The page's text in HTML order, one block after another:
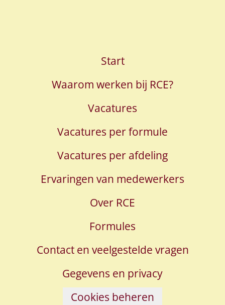
Start
Waarom werken bij RCE?
Vacatures
Vacatures per formule
Vacatures per afdeling
Ervaringen van medewerkers
Over RCE
Formules
Contact en veelgestelde vragen
Gegevens en privacy
Cookies beheren